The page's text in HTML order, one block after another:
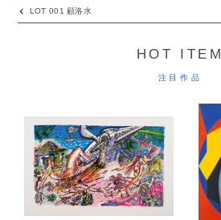
LOT 001 顧洛水
HOT ITEM
注目作品